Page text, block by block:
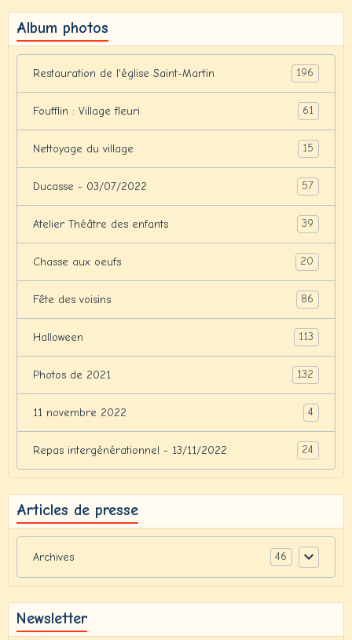
Album photos
Restauration de l'église Saint-Martin 196
Foufflin : Village fleuri 61
Nettoyage du village 15
Ducasse - 03/07/2022 57
Atelier Théâtre des enfants 39
Chasse aux oeufs 20
Fête des voisins 86
Halloween 113
Photos de 2021 132
11 novembre 2022 4
Repas intergénérationnel - 13/11/2022 24
Articles de presse
Archives 46
Newsletter